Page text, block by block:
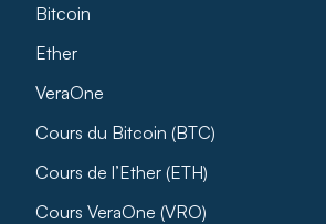
Bitcoin
Ether
VeraOne
Cours du Bitcoin (BTC)
Cours de l’Ether (ETH)
Cours VeraOne (VRO)